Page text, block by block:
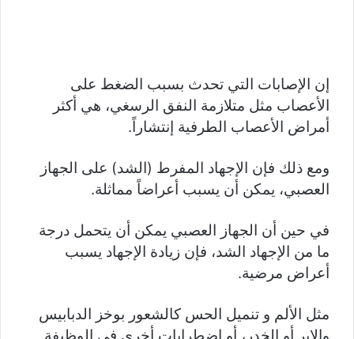
إن الإصابات التي تحدث بسبب الضغط على
الأعصاب مثل متلازمة النفق الرسغي، هي أكثر
أمراض الأعصاب الطرفية إنتشاراً.
ومع ذلك فإن الإجهاد المفرط (الشد) على الجهاز
العصبي، يمكن أن يسبب أعراضاً مماثلة.
في حين أن الجهاز العصبي يمكن أن يتحمل درجة
ما من الإجهاد الشد، فإن زيادة الإجهاد يسبب
أعراض مرضية.
مثل الألم و تنميل الحس كالشعور بوخز الدبابيس